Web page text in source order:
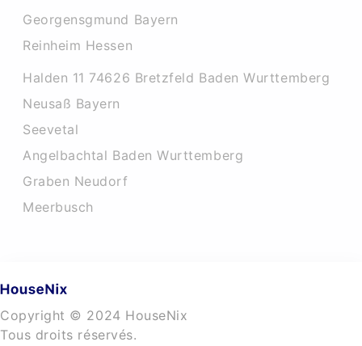
Georgensgmund Bayern
Reinheim Hessen
Halden 11 74626 Bretzfeld Baden Wurttemberg
Neusaß Bayern
Seevetal
Angelbachtal Baden Wurttemberg
Graben Neudorf
Meerbusch
Copyright © 2024 HouseNix
Tous droits réservés.